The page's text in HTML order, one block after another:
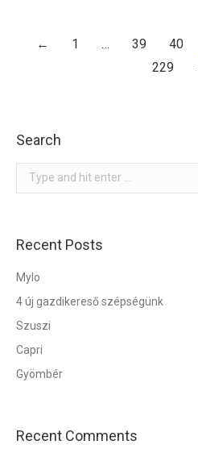
← 1 … 39 40
229
Search
Search:
Recent Posts
Mylo
4 új gazdikereső szépségünk
Szuszi
Capri
Gyömbér
Recent Comments